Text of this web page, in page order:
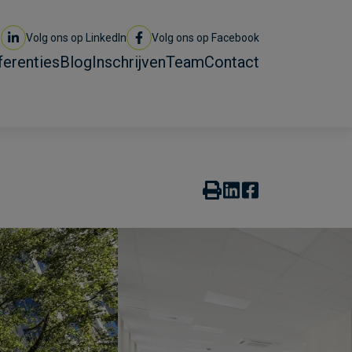
Volg ons op LinkedIn Volg ons op Facebook
BlogInschrijvenTeamContact